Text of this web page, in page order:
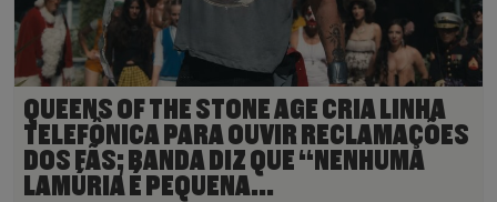
QUEENS OF THE STONE AGE CRIA LINHA
TELEFÔNICA PARA OUVIR RECLAMAÇÕES
DOS FÃS; BANDA DIZ QUE “NENHUMA
LAMÚRIA É PEQUENA...